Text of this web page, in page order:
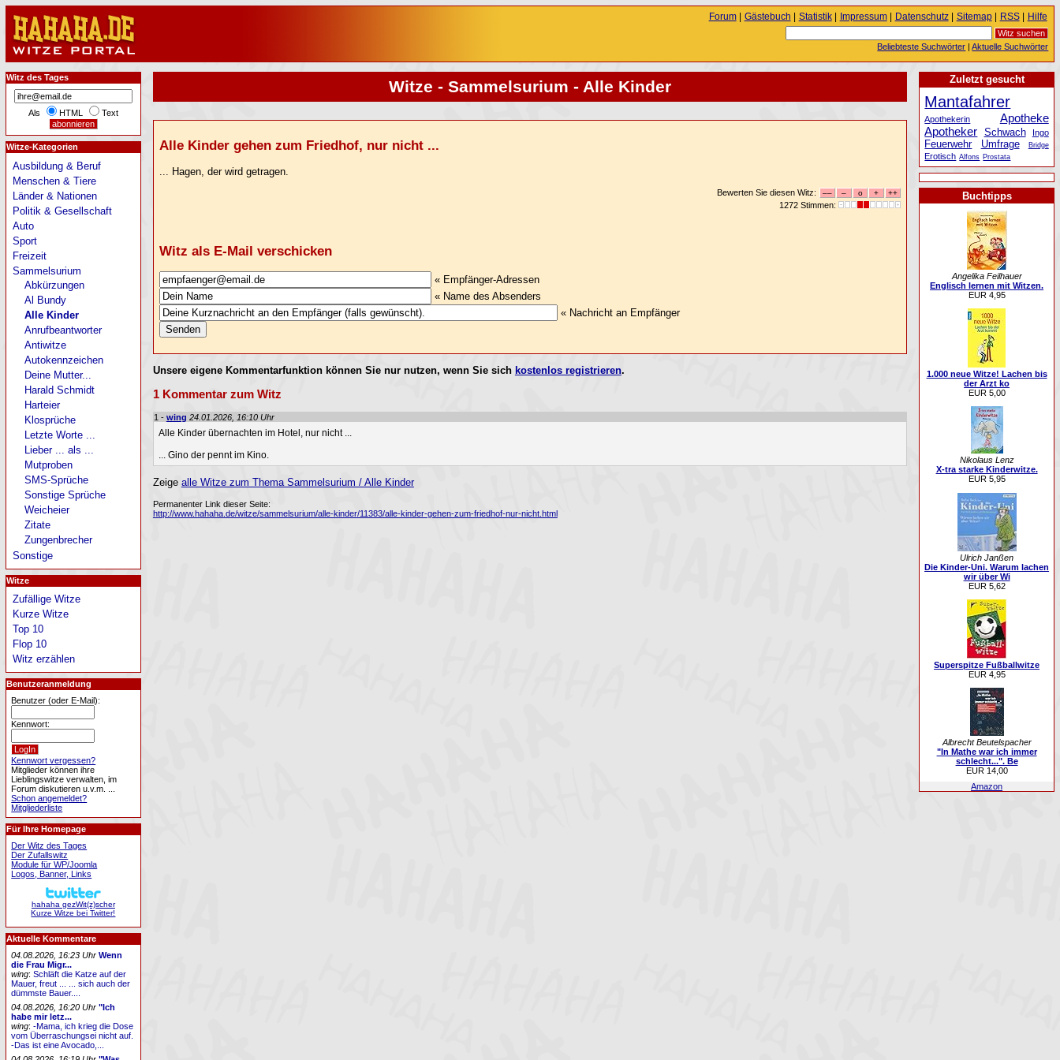
Witze - Sammelsurium - Alle Kinder
Alle Kinder gehen zum Friedhof, nur nicht ...
... Hagen, der wird getragen.
Bewerten Sie diesen Witz:
1272 Stimmen:
Witz als E-Mail verschicken
« Empfänger-Adressen
« Name des Absenders
« Nachricht an Empfänger
Unsere eigene Kommentarfunktion können Sie nur nutzen, wenn Sie sich kostenlos registrieren.
1 Kommentar zum Witz
1 - wing 24.01.2026, 16:10 Uhr
Alle Kinder übernachten im Hotel, nur nicht ...
... Gino der pennt im Kino.
Zeige alle Witze zum Thema Sammelsurium / Alle Kinder
Permanenter Link dieser Seite:
http://www.hahaha.de/witze/sammelsurium/alle-kinder/11383/alle-kinder-gehen-zum-friedhof-nur-nicht.html
Witz des Tages
Als HTML Text
Witze-Kategorien
Ausbildung & Beruf
Menschen & Tiere
Länder & Nationen
Politik & Gesellschaft
Auto
Sport
Freizeit
Sammelsurium
Abkürzungen
Al Bundy
Alle Kinder
Anrufbeantworter
Antiwitze
Autokennzeichen
Deine Mutter...
Harald Schmidt
Harteier
Klosprüche
Letzte Worte ...
Lieber ... als ...
Mutproben
SMS-Sprüche
Sonstige Sprüche
Weicheier
Zitate
Zungenbrecher
Sonstige
Witze
Zufällige Witze
Kurze Witze
Top 10
Flop 10
Witz erzählen
Benutzeranmeldung
Benutzer (oder E-Mail):
Kennwort:
Kennwort vergessen?
Mitglieder können ihre
Lieblingswitze verwalten, im
Forum diskutieren u.v.m. ...
Schon angemeldet?
Mitgliederliste
Für Ihre Homepage
Der Witz des Tages
Der Zufallswitz
Module für WP/Joomla
Logos, Banner, Links
hahaha gezWit(z)scher
Kurze Witze bei Twitter!
Aktuelle Kommentare
04.08.2026, 16:23 Uhr Wenn
die Frau Migr...
wing:Schläft die Katze auf der
Mauer, freut ... ... sich auch der
dümmste Bauer....
04.08.2026, 16:20 Uhr "Ich
habe mir letz...
wing:-Mama, ich krieg die Dose
vom Überraschungsei nicht auf.
-Das ist eine Avocado,...
Forum| Gästebuch | Statistik| Impressum| Datenschutz| Sitemap| RSS| Hilfe
Beliebteste Suchwörter |Aktuelle Suchwörter
Zuletzt gesucht
Mantafahrer
Apothekerin
Apotheke
Apotheker Schwach Ingo
Feuerwehr Umfrage Bridge
Erotisch Alfons Prostata
Buchtipps
Angelika Feilhauer
Englisch lernen mit Witzen.
EUR 4,95
1.000 neue Witze! Lachen bis
der Arzt ko
EUR 5,00
Nikolaus Lenz
X-tra starke Kinderwitze.
EUR 5,95
Ulrich Janßen
Die Kinder-Uni. Warum lachen
wir über Wi
EUR 5,62
Superspitze Fußballwitze
EUR 4,95
Albrecht Beutelspacher
"In Mathe war ich immer
schlecht...". Be
EUR 14,00
Amazon